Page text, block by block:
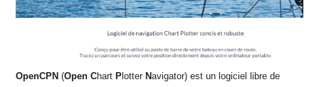
OpenCPN (Open Chart P lotter Navigator) est un logiciel libre de